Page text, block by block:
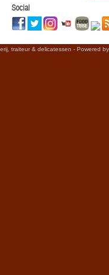
Social
traiteur & delicatessen - Powered